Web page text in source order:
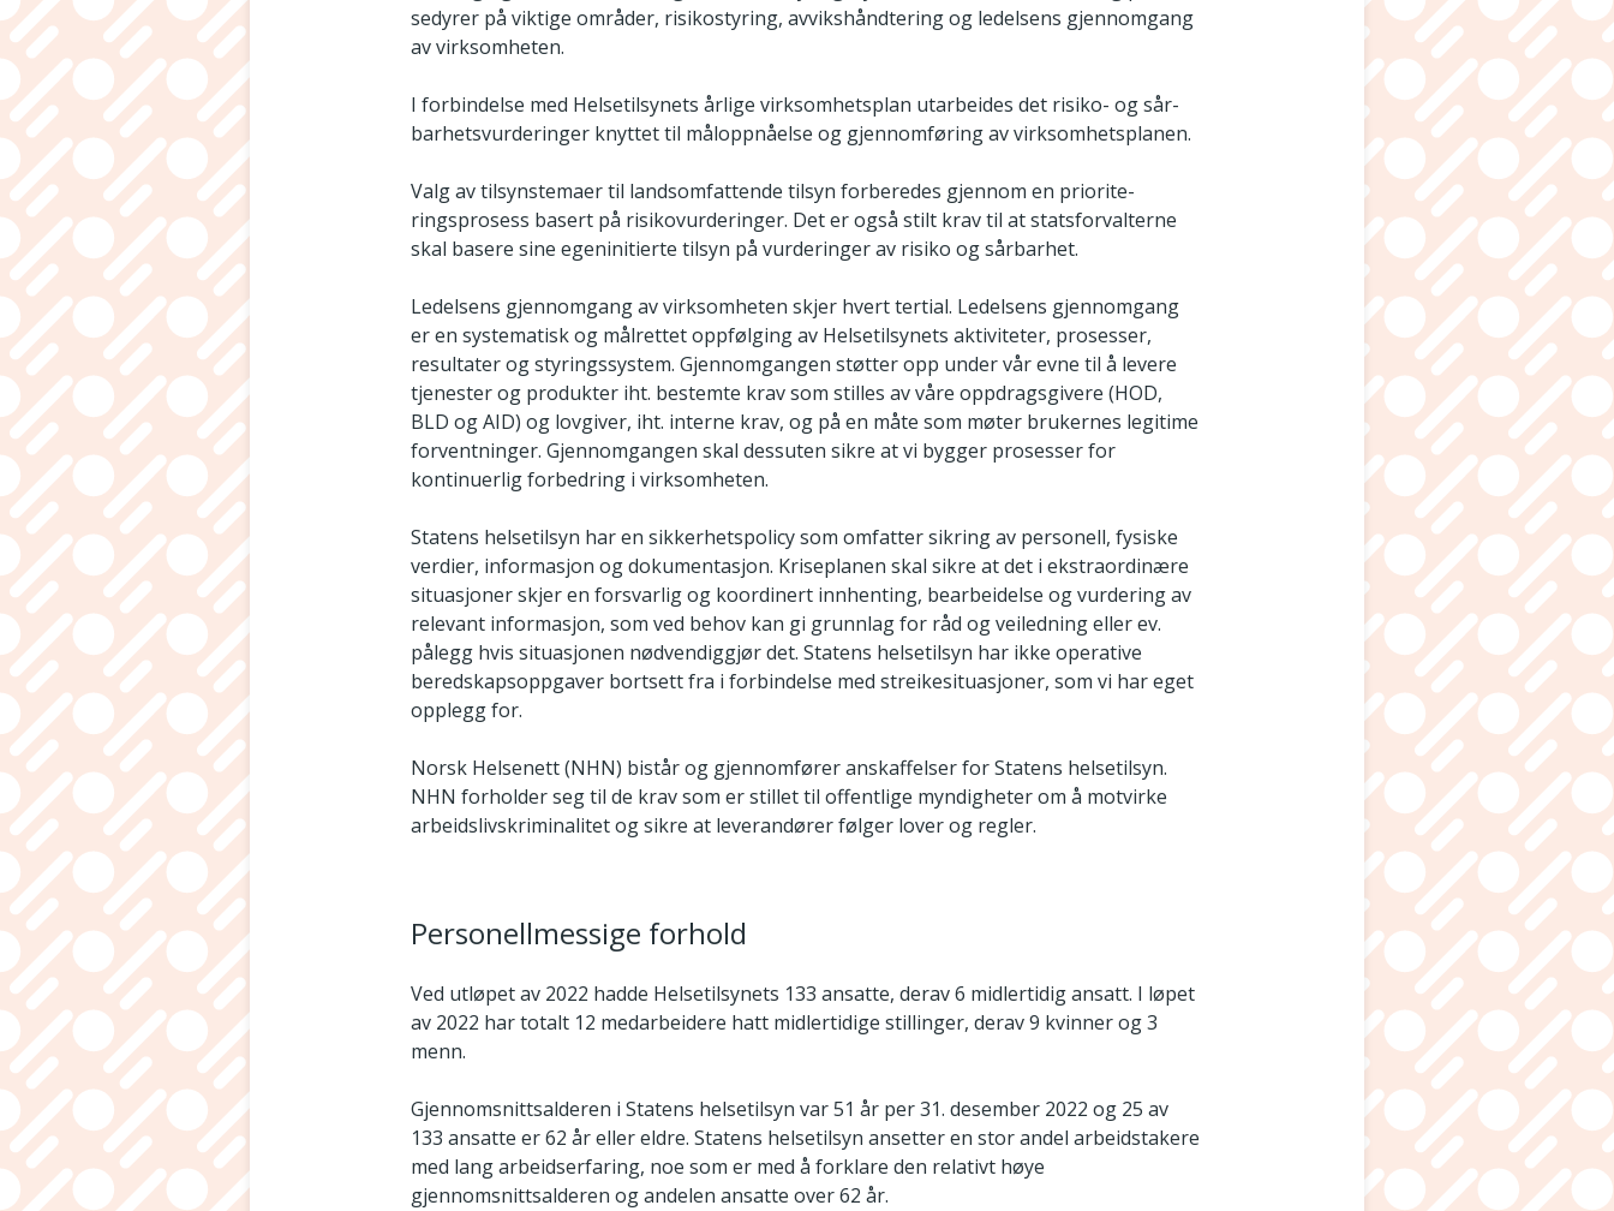
sedyrer på viktige områder, risikostyring, avvikshåndtering og ledelsens gjennomgang
av virksomheten.
I forbindelse med Helsetilsynets årlige virksomhetsplan utarbeides det risiko- og sår­
barhetsvurderinger knyttet til måloppnåelse og gjennomføring av virksomhetsplanen.
Valg av tilsynstemaer til landsomfattende tilsyn forberedes gjennom en priorite­
ringsprosess basert på risikovurderinger. Det er også stilt krav til at statsforvalterne
skal basere sine egeninitierte tilsyn på vurderinger av risiko og sårbarhet.
Ledelsens gjennomgang av virksomheten skjer hvert tertial. Ledelsens gjennomgang
er en systematisk og målrettet oppfølging av Helsetilsynets aktiviteter, prosesser,
resultater og styringssystem. Gjennomgangen støtter opp under vår evne til å levere
tjenester og produkter iht. bestemte krav som stilles av våre oppdragsgivere (HOD,
BLD og AID) og lovgiver, iht. interne krav, og på en måte som møter brukernes legitime
forventninger. Gjennomgangen skal dessuten sikre at vi bygger prosesser for
kontinuerlig forbedring i virksomheten.
Statens helsetilsyn har en sikkerhetspolicy som omfatter sikring av personell, fysiske
verdier, informasjon og dokumentasjon. Kriseplanen skal sikre at det i ekstraordinære
situasjoner skjer en forsvarlig og koordinert innhenting, bearbeidelse og vurdering av
relevant informasjon, som ved behov kan gi grunnlag for råd og veiled­ning eller ev.
pålegg hvis situasjonen nødvendiggjør det. Statens helsetilsyn har ikke operative
beredskapsoppgaver bortsett fra i forbindelse med streikesituasjoner, som vi har eget
opplegg for.
Norsk Helsenett (NHN) bistår og gjennomfører anskaffelser for Statens helsetilsyn.
NHN forholder seg til de krav som er stillet til offentlige myndigheter om å motvirke
arbeidslivskriminalitet og sikre at leverandører følger lover og regler.
Personellmessige forhold
Ved utløpet av 2022 hadde Helsetilsynets 133 ansatte, derav 6 midlertidig ansatt. I løpet
av 2022 har totalt 12 medarbeidere hatt midlertidige stillinger, derav 9 kvinner og 3
menn.
Gjennomsnittsalderen i Statens helsetilsyn var 51 år per 31. desember 2022 og 25 av
133 ansatte er 62 år eller eldre. Statens helsetilsyn ansetter en stor andel arbeidstakere
med lang arbeidserfaring, noe som er med å forklare den relativt høye
gjennomsnittsalderen og andelen ansatte over 62 år.